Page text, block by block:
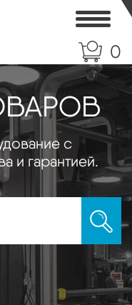
0
с
и гарантией.